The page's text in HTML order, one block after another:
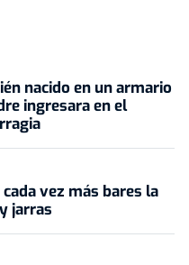
nacido en un armario
ingresara en el
vez más bares la
jarras